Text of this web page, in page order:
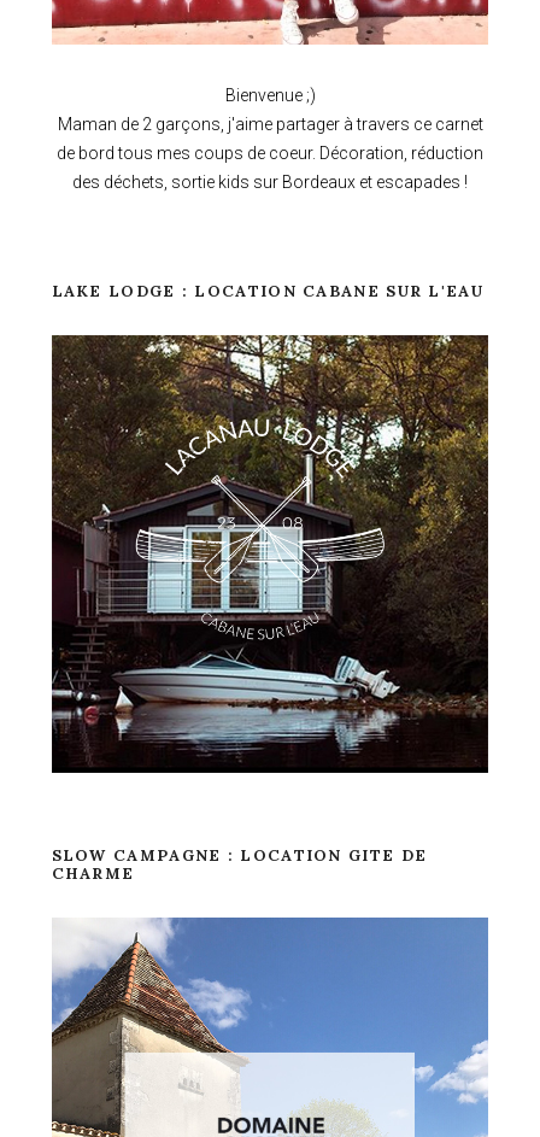
Bienvenue ;)
Maman de 2 garçons, j'aime partager à travers ce carnet
de bord tous mes coups de coeur. Décoration, réduction
des déchets, sortie kids sur Bordeaux et escapades !
LAKE LODGE : LOCATION CABANE SUR L'EAU
SLOW CAMPAGNE : LOCATION GITE DE
CHARME